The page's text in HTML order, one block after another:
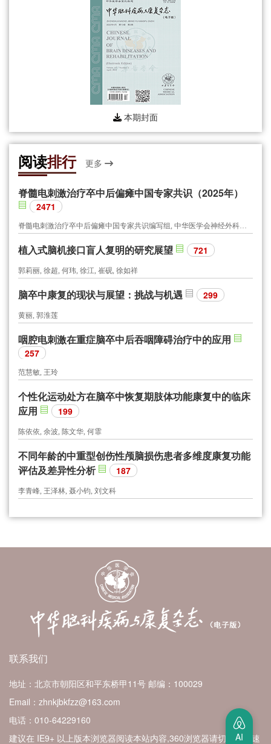
本期封面
阅读排行 更多
脊髓电刺激治疗卒中后偏瘫中国专家共识（2025年）
2471
脊髓电刺激治疗卒中后偏瘫中国专家共识编写组, 中华医学会神经外科学分会功能神经外科学组, 中国研究型医院学会神经外科学专业委员会, 世界华人神经外科协会功能神经外科专业委员会, 北京医学会神经外科学分会功能神经外科专业组, 北京医学会神经外科学分会周围神经外科专业组
植入式脑机接口盲人复明的研究展望 721
郭莉丽, 徐超, 何玮, 徐江, 崔砚, 徐如祥
脑卒中康复的现状与展望：挑战与机遇 299
黄丽, 郭淮莲
咽腔电刺激在重症脑卒中后吞咽障碍治疗中的应用
257
范慧敏, 王玲
个性化运动处方在脑卒中恢复期肢体功能康复中的临床
应用
199
陈依依, 余波, 陈文华, 何霏
不同年龄的中重型创伤性颅脑损伤患者多维度康复功能
评估及差异性分析
187
李青峰, 王泽林, 聂小钧, 刘文科
联系我们
地址：北京市朝阳区和平东桥甲11号 邮编：100029
Email：zhnkjbkfzz@163.com
电话：010-64229160
建议在 IE9+ 以上版本浏览器阅读本站内容,360浏览器请切换至极速
AI